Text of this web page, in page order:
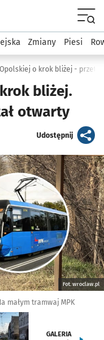
Komunikacja
Zmiany Piesi
o krok bliżej -
bliżej.
otwarty
Udostępnijartykuł
Fot. wroclaw.pl
małym tramwaj MPK
GALERIA